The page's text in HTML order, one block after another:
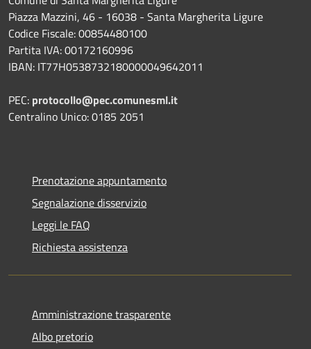
Piazza Mazzini, 46 - 16038 - Santa Margherita Ligure
Codice Fiscale: 00854480100
Partita IVA: 00172160996
IBAN: IT77H0538732180000049642011
PEC: protocollo@pec.comunesml.it
Centralino Unico: 0185 2051
Prenotazione appuntamento
Segnalazione disservizio
Leggi le FAQ
Richiesta assistenza
Amministrazione trasparente
Albo pretorio